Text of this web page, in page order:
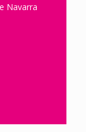
Navarra